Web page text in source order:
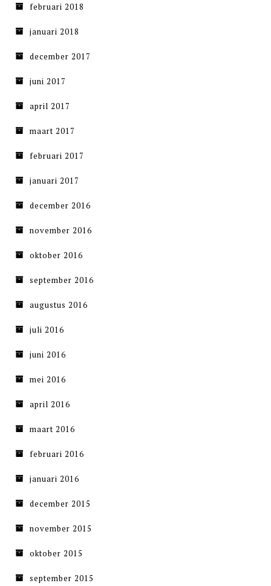
februari 2018
januari 2018
december 2017
juni 2017
april 2017
maart 2017
februari 2017
januari 2017
december 2016
november 2016
oktober 2016
september 2016
augustus 2016
juli 2016
juni 2016
mei 2016
april 2016
maart 2016
februari 2016
januari 2016
december 2015
november 2015
oktober 2015
september 2015